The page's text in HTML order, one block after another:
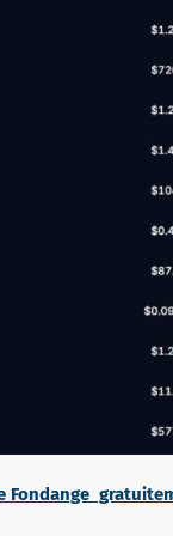
Fondange